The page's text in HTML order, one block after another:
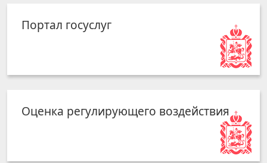
Портал госуслуг
Оценка регулирующего воздействия